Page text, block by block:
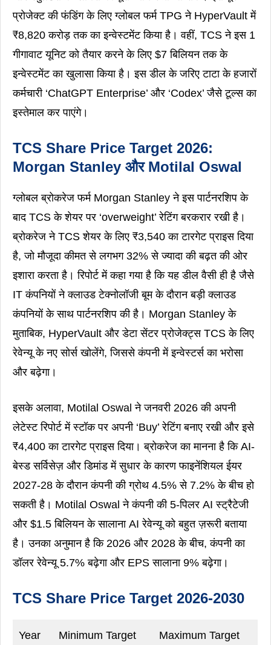
प्रोजेक्ट की फंडिंग के लिए ग्लोबल फर्म TPG ने HyperVault में
₹8,820 करोड़ तक का इन्वेस्टमेंट किया है। वहीं, TCS ने इस 1
गीगावाट यूनिट को तैयार करने के लिए $7 बिलियन तक के
इन्वेस्टमेंट का खुलासा किया है। इस डील के जरिए टाटा के हजारों
कर्मचारी ‘ChatGPT Enterprise’ और ‘Codex’ जैसे टूल्स का
इस्तेमाल कर पाएंगे।
TCS Share Price Target 2026:
Morgan Stanley और Motilal Oswal
ग्लोबल ब्रोकरेज फर्म Morgan Stanley ने इस पार्टनरशिप के
बाद TCS के शेयर पर ‘overweight’ रेटिंग बरकरार रखी है।
ब्रोकरेज ने TCS शेयर के लिए ₹3,540 का टारगेट प्राइस दिया
है, जो मौजूदा कीमत से लगभग 32% से ज्यादा की बढ़त की ओर
इशारा करता है। रिपोर्ट में कहा गया है कि यह डील वैसी ही है जैसे
IT कंपनियों ने क्लाउड टेक्नोलॉजी बूम के दौरान बड़ी क्लाउड
कंपनियों के साथ पार्टनरशिप की है। Morgan Stanley के
मुताबिक, HyperVault और डेटा सेंटर प्रोजेक्ट्स TCS के लिए
रेवेन्यू के नए सोर्स खोलेंगे, जिससे कंपनी में इन्वेस्टर्स का भरोसा
और बढ़ेगा।
इसके अलावा, Motilal Oswal ने जनवरी 2026 की अपनी
लेटेस्ट रिपोर्ट में स्टॉक पर अपनी ‘Buy’ रेटिंग बनाए रखी और इसे
₹4,400 का टारगेट प्राइस दिया। ब्रोकरेज का मानना ​​है कि AI-
बेस्ड सर्विसेज़ और डिमांड में सुधार के कारण फाइनेंशियल ईयर
2027-28 के दौरान कंपनी की ग्रोथ 4.5% से 7.2% के बीच हो
सकती है। Motilal Oswal ने कंपनी की 5-पिलर AI स्ट्रैटेजी
और $1.5 बिलियन के सालाना AI रेवेन्यू को बहुत ज़रूरी बताया
है। उनका अनुमान है कि 2026 और 2028 के बीच, कंपनी का
डॉलर रेवेन्यू 5.7% बढ़ेगा और EPS सालाना 9% बढ़ेगा।
TCS Share Price Target 2026-2030
Year Minimum Target Maximum Target